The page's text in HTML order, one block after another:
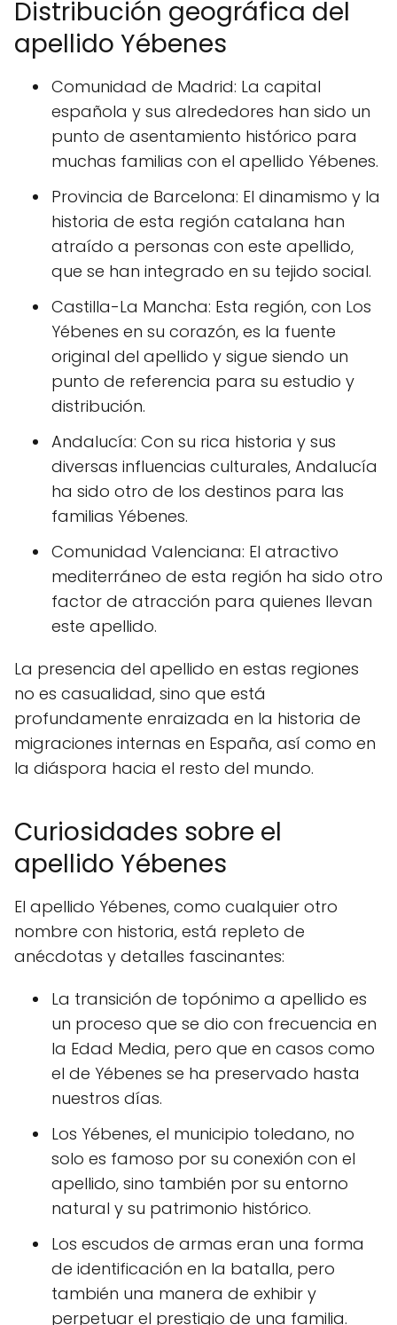
Distribución geográfica del
apellido Yébenes
Comunidad de Madrid: La capital
española y sus alrededores han sido un
punto de asentamiento histórico para
muchas familias con el apellido Yébenes.
Provincia de Barcelona: El dinamismo y la
historia de esta región catalana han
atraído a personas con este apellido,
que se han integrado en su tejido social.
Castilla-La Mancha: Esta región, con Los
Yébenes en su corazón, es la fuente
original del apellido y sigue siendo un
punto de referencia para su estudio y
distribución.
Andalucía: Con su rica historia y sus
diversas influencias culturales, Andalucía
ha sido otro de los destinos para las
familias Yébenes.
Comunidad Valenciana: El atractivo
mediterráneo de esta región ha sido otro
factor de atracción para quienes llevan
este apellido.
La presencia del apellido en estas regiones
no es casualidad, sino que está
profundamente enraizada en la historia de
migraciones internas en España, así como en
la diáspora hacia el resto del mundo.
Curiosidades sobre el
apellido Yébenes
El apellido Yébenes, como cualquier otro
nombre con historia, está repleto de
anécdotas y detalles fascinantes:
La transición de topónimo a apellido es
un proceso que se dio con frecuencia en
la Edad Media, pero que en casos como
el de Yébenes se ha preservado hasta
nuestros días.
Los Yébenes, el municipio toledano, no
solo es famoso por su conexión con el
apellido, sino también por su entorno
natural y su patrimonio histórico.
Los escudos de armas eran una forma
de identificación en la batalla, pero
también una manera de exhibir y
perpetuar el prestigio de una familia.